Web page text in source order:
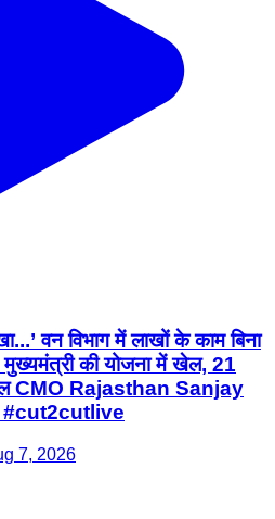
वन विभाग में लाखों के काम बिना
मुख्यमंत्री की योजना में खेल, 21
सवाल CMO Rajasthan Sanjay
7, 2026